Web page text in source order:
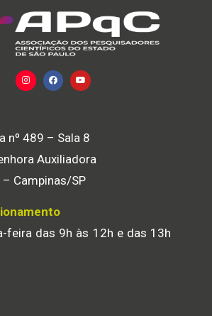
nº 489 – Sala 8
Auxiliadora
Campinas/SP
feira das 9h às 12h e das 13h